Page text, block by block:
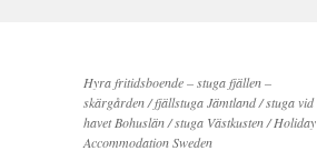
Hyra fritidsboende – stuga fjällen –
skärgården / fjällstuga Jämtland / stuga vid
havet Bohuslän / stuga Västkusten / Holiday
Accommodation Sweden